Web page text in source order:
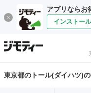
アプリならお
インストール
東京都のトール(ダイハツ)